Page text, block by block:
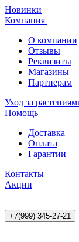
Новинки
Компания
О компании
Отзывы
Реквизиты
Магазины
Партнерам
Уход за
Помощь
Доставка
Оплата
Гарантии
Контакты
Акции
+7(999) 345-27-21